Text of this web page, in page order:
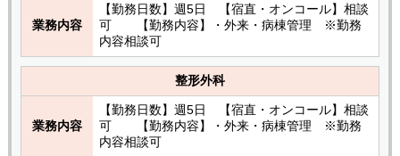
業務内容
【勤務日数】週5日 【宿直・オンコール】相談
可 【勤務内容】・外来・病棟管理 ※勤務
内容相談可
整形外科
業務内容
【勤務日数】週5日 【宿直・オンコール】相談
可 【勤務内容】・外来・病棟管理 ※勤務
内容相談可